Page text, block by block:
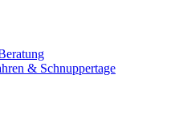
& Schnuppertage